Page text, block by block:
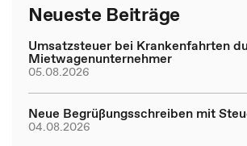
Neueste Beiträge
Umsatzsteuer bei Krankenfahrten
Mietwagenunternehmer
05.08.2026
Neue Begrüßungsschreiben mit
04.08.2026